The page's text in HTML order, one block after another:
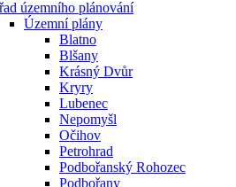
územního plánování
Územní plány
Blatno
Blšany
Krásný Dvůr
Kryry
Lubenec
Nepomyšl
Očihov
Petrohrad
Podbořanský Rohozec
Podbořany